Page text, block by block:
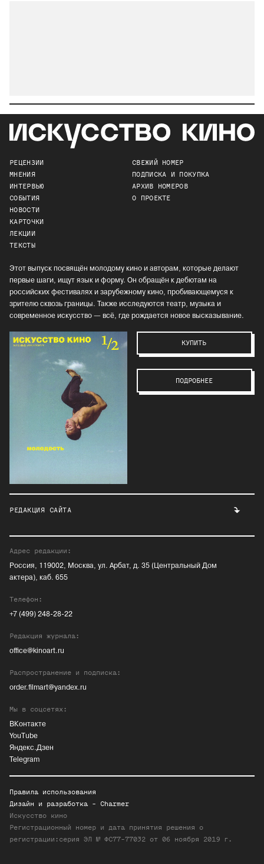
РЕЦЕНЗИИ
МНЕНИЯ
ИНТЕРВЬЮ
СОБЫТИЯ
НОВОСТИ
КАРТОЧКИ
ЛЕКЦИИ
ТЕКСТЫ
СВЕЖИЙ НОМЕР
ПОДПИСКА И ПОКУПКА
АРХИВ НОМЕРОВ
О ПРОЕКТЕ
Этот выпуск посвящён молодому кино и авторам, которые делают
первые шаги, ищут язык и форму. Он обращён к дебютам на
российских фестивалях и зарубежному кино, пробивающемуся к
зрителю сквозь границы. Также исследуются театр, музыка и
современное искусство — всё, где рождается новое высказывание.
КУПИТЬ
ПОДРОБНЕЕ
РЕДАКЦИЯ САЙТА
Адрес редакции:
Россия, 119002, Москва, ул. Арбат, д. 35 (Центральный Дом
актера), каб. 655
Телефон:
+7 (499) 248-28-22
Редакция журнала:
office@kinoart.ru
Распространение и подписка:
order.filmart@yandex.ru
Мы в соцсетях:
ВКонтакте
YouTube
Яндекс.Дзен
Telegram
Правила использования
Дизайн и разработка - Charmer
Искусство кино
Регистрационный номер и дата принятия решения о
регистрации:серия ЭЛ № ФС77-77032 от 06 ноября 2019 г.